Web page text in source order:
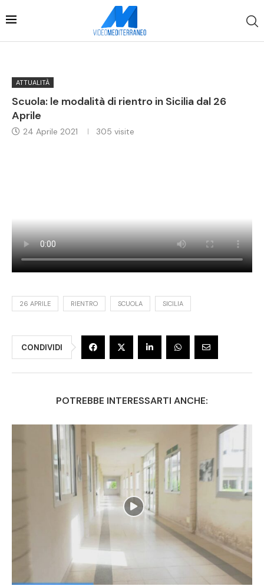
ATTUALITÀ
Scuola: le modalità di rientro in Sicilia dal 26
Aprile
24 Aprile 2021 305 visite
26 APRILE RIENTRO SCUOLA SICILIA
CONDIVIDI
POTREBBE INTERESSARTI ANCHE: